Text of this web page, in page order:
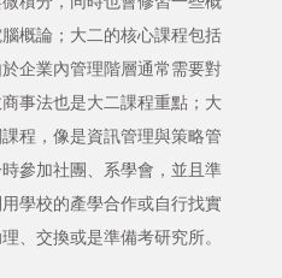
概論；大二的核心課程包括
企業內管理階層通常需要對
事法也是大二課程重點；大
程，像是資訊管理與策略管
參加社團、系學會，並且準
學校的產學合作或自行找實
、交換或是準備考研究所。